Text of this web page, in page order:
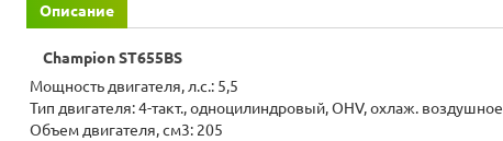
Описание
Champion ST655BS
Мощность двигателя, л.с.: 5,5
Тип двигателя: 4-такт., одноцилиндровый, OHV, охлаж. воздушное
Объем двигателя, см3: 205